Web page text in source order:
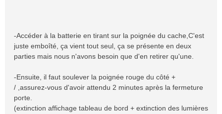
-Accéder à la batterie en tirant sur la poignée du cache,C'est
juste emboîté, ça vient tout seul, ça se présente en deux
parties mais nous n'avons besoin que d'en retirer qu'une.
-Ensuite, il faut soulever la poignée rouge du côté +
/ ,assurez-vous d'avoir attendu 2 minutes après la fermeture
porte.
(extinction affichage tableau de bord + extinction des lumières